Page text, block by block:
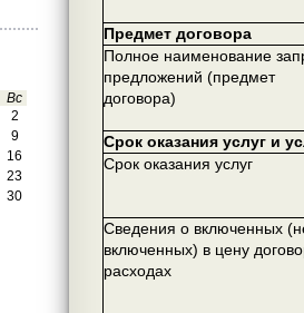
Вс
2
9
16
23
30
Предмет договора
Полное наименование
предложений (предмет
договора)
Срок оказания услуг и
Срок оказания услуг
Сведения о включенных
включенных) в цену
расходах